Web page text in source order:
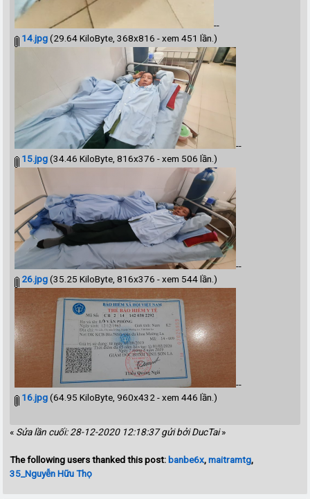
--
14.jpg(29.64 KiloByte, 368x816 - xem 451 lần.)
--
15.jpg(34.46 KiloByte, 816x376 - xem 506 lần.)
--
26.jpg(35.25 KiloByte, 816x376 - xem 544 lần.)
--
16.jpg(64.95 KiloByte, 960x432 - xem 446 lần.)
« Sửa lần cuối: 28-12-2020 12:18:37 gửi bởi DucTai»
The following users thanked this post: banbe6x,maitramtg,
35_Nguyễn Hữu Thọ